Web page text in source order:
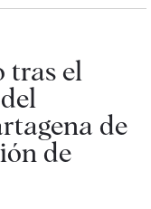
tras el
de
de